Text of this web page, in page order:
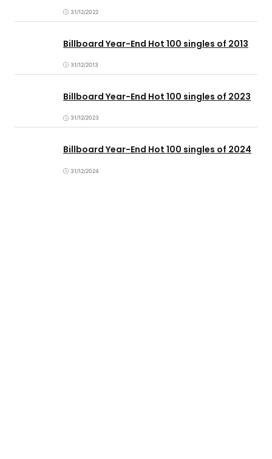
31/12/2022
Billboard Year-End Hot 100 singles of 2013
31/12/2013
Billboard Year-End Hot 100 singles of 2023
31/12/2023
Billboard Year-End Hot 100 singles of 2024
31/12/2024